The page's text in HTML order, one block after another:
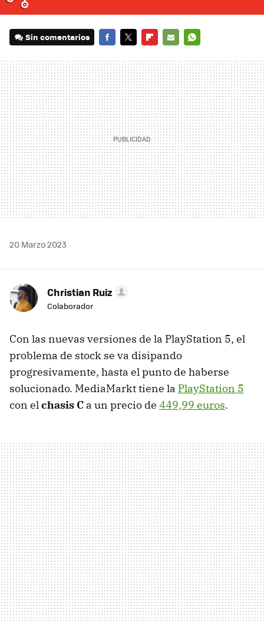
Sin comentarios
MAIL
20 Marzo 2023
Christian Ruiz
Colaborador
Con las nuevas versiones de la PlayStation 5, el
problema de stock se va disipando
progresivamente, hasta el punto de haberse
solucionado. MediaMarkt tiene la PlayStation 5
con elchasis C a un precio de 449,99 euros.